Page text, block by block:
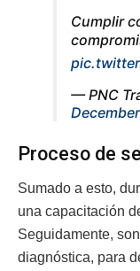
Cumplir
— PNC
Proceso de
Sumado a esto,
una capacitación
Seguidamente,
diagnóstica, para